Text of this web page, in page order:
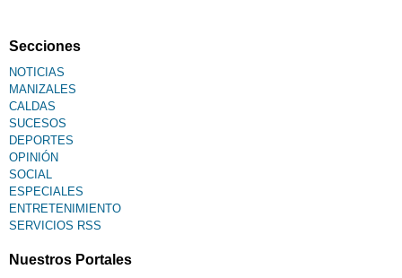
Secciones
NOTICIAS
MANIZALES
CALDAS
SUCESOS
DEPORTES
OPINIÓN
SOCIAL
ESPECIALES
ENTRETENIMIENTO
SERVICIOS RSS
Nuestros Portales